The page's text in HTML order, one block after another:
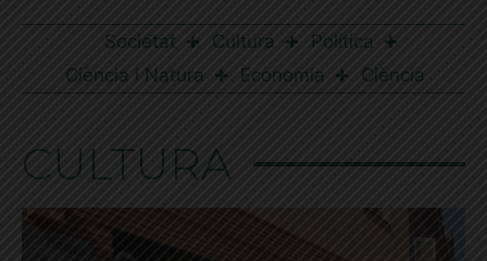
Societat Cultura
Política
Ciència i Natura
Economia Ciència
CULTURA